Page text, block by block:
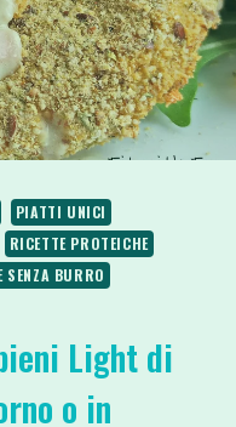
PIATTI UNICI
RICETTE PROTEICHE
SENZA BURRO
Light di
o in